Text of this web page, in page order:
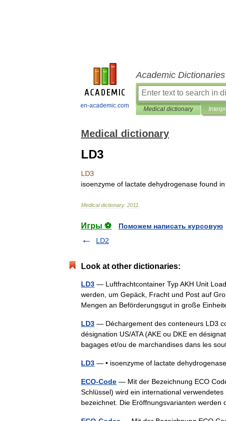
en-academic.com
Academic
Medical dictionary
Medical dictionary
LD3
LD3
isoenzyme of lactate dehydrogenase found in
Medical dictionary. 2011
Игры ⚽
Поможем написать курсовую
LD2
Look at other dictionaries:
LD3 — Luftfrachtcontainer Typ AKH Unit
werden, um Gepäck, Fracht und Post auf
Mengen an Beförderungsgut in große
LD3 — Déchargement des conteneurs LD3
désignation US/ATA (AKE ou DKE en
bagages et/ou de marchandises dans les
LD3 — • isoenzyme of lactate
ECO-Code — Mit der Bezeichnung ECO
Schlüssel) wird ein international
bezeichnet. Die Eröffnungsvarianten